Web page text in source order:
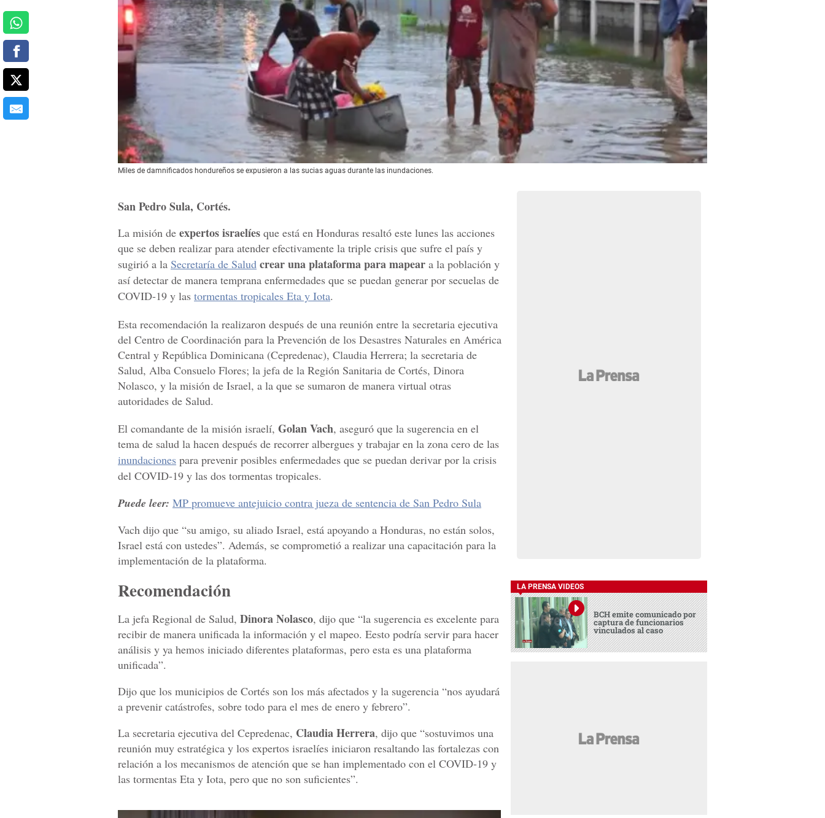
Miles de damnificados hondureños se expusieron a las sucias aguas durante las inundaciones.
San Pedro Sula, Cortés.
La misión de expertos israelíes que está en Honduras resaltó este lunes las acciones
que se deben realizar para atender efectivamente la triple crisis que sufre el país y
sugirió a la Secretaría de Salud crear una plataforma para mapear a la población y
así detectar de manera temprana enfermedades que se puedan generar por secuelas de
COVID-19 y las tormentas tropicales Eta y Iota.
Esta recomendación la realizaron después de una reunión entre la secretaria ejecutiva
del Centro de Coordinación para la Prevención de los Desastres Naturales en América
Central y República Dominicana (Cepredenac), Claudia Herrera; la secretaria de
Salud, Alba Consuelo Flores; la jefa de la Región Sanitaria de Cortés, Dinora
Nolasco, y la misión de Israel, a la que se sumaron de manera virtual otras
autoridades de Salud.
El comandante de la misión israelí, Golan Vach, aseguró que la sugerencia en el
tema de salud la hacen después de recorrer albergues y trabajar en la zona cero de las
inundaciones para prevenir posibles enfermedades que se puedan derivar por la crisis
del COVID-19 y las dos tormentas tropicales.
Puede leer: MP promueve antejuicio contra jueza de sentencia de San Pedro Sula
Vach dijo que “su amigo, su aliado Israel, está apoyando a Honduras, no están solos,
Israel está con ustedes”. Además, se comprometió a realizar una capacitación para la
implementación de la plataforma.
Recomendación
La jefa Regional de Salud, Dinora Nolasco, dijo que “la sugerencia es excelente para
recibir de manera unificada la información y el mapeo. Eesto podría servir para hacer
análisis y ya hemos iniciado diferentes plataformas, pero esta es una plataforma
unificada”.
Dijo que los municipios de Cortés son los más afectados y la sugerencia “nos ayudará
a prevenir catástrofes, sobre todo para el mes de enero y febrero”.
La secretaria ejecutiva del Cepredenac, Claudia Herrera, dijo que “sostuvimos una
reunión muy estratégica y los expertos israelíes iniciaron resaltando las fortalezas con
relación a los mecanismos de atención que se han implementado con el COVID-19 y
las tormentas Eta y Iota, pero que no son suficientes”.
LA PRENSA VIDEOS
BCH emite comunicado por
captura de funcionarios
vinculados al caso